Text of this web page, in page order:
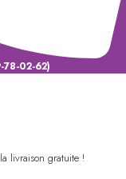
78-02-62)
livraison gratuite !